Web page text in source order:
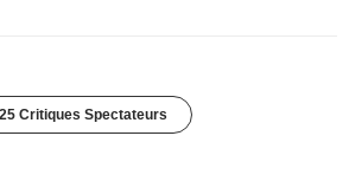
25 Critiques Spectateurs